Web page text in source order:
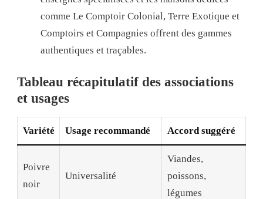
comme Le Comptoir Colonial, Terre Exotique et
Comptoirs et Compagnies offrent des gammes
authentiques et traçables.
Tableau récapitulatif des associations
et usages
Variété Usage recommandé Accord suggéré
Poivre
noir
Universalité
Viandes,
poissons,
légumes